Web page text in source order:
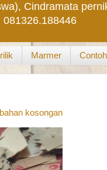
Cindramata
081326.188446
Marmer Contoh
bahan kosongan